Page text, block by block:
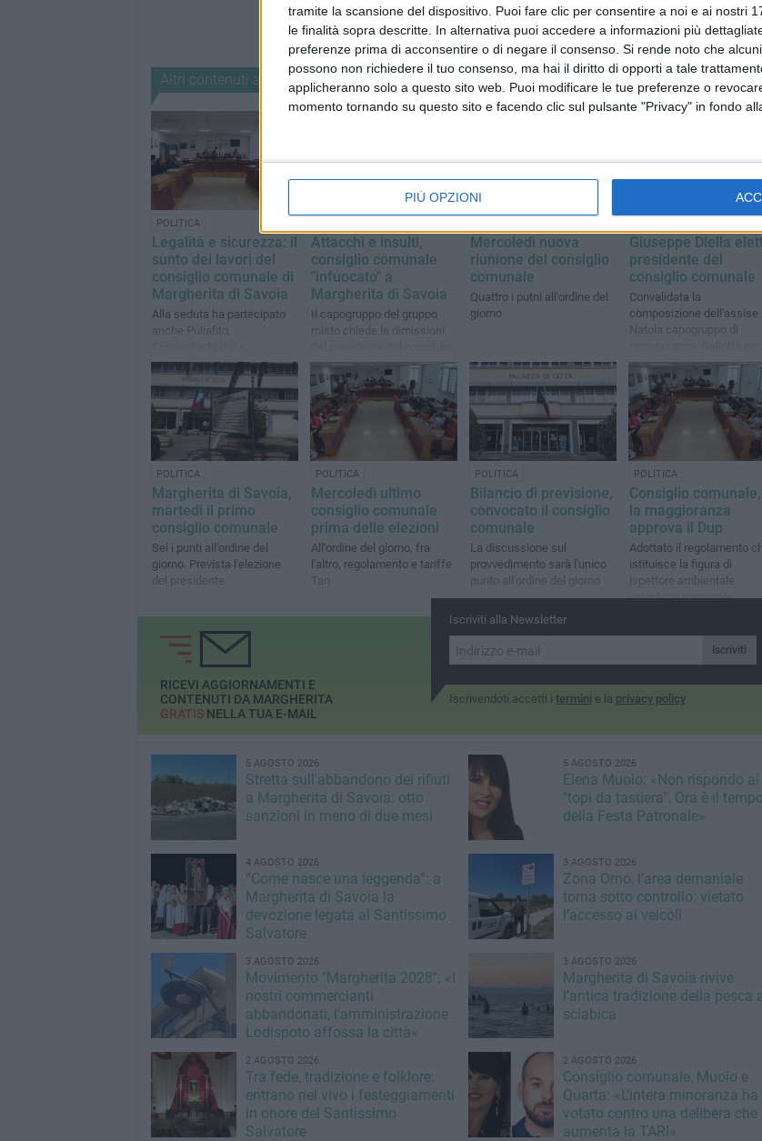
tramite la scansione del dispositivo. Puoi fare clic per consentire a noi e ai nostri
le finalità sopra descritte. In alternativa puoi accedere a informazioni più
preferenze prima di acconsentire o di negare il consenso. Si rende noto che
possono non richiedere il tuo consenso, ma hai il diritto di opporti a tale
applicheranno solo a questo sito web. Puoi modificare le tue preferenze o
momento tornando su questo sito e facendo clic sul pulsante "Privacy" in fondo
PIÙ OPZIONI
Altri contenuti a tema
POLITICA
Legalità e sicurezza: il
sunto dei lavori del
consiglio comunale di
Margherita di Savoia
Alla seduta ha partecipato
anche Puliafito,
Compagnia dei Carabinieri di
Barletta
Attacchi e insulti,
consiglio comunale
"infuocato" a
Margherita di Savoia
Il capogruppo del gruppo
misto chiede le dimissioni
Diella e dell'assessore
Muoio
Mercoledì nuova
riunione del consiglio
comunale
Quattro i putni all'ordine del
giorno
Giuseppe Diella
presidente del
consiglio comunale
Convalidata la
composizione dell'assise.
Natola capogruppo di
minoranza
POLITICA
Margherita di Savoia,
martedì il primo
consiglio comunale
Sei i punti all'ordine del
giorno. Prevista l'elezione
del presidente
POLITICA
Mercoledì ultimo
consiglio comunale
prima delle elezioni
All'ordine del giorno, fra
l'altro, regolamento e tariffe
Tari
POLITICA
Bilancio di previsione,
convocato il consiglio
comunale
La discussione sul
provvedimento sarà l'unico
punto all'ordine del giorno
POLITICA
Consiglio comunale,
la maggioranza
approva il Dup
Adottato il regolamento
istituisce la figura di
ispettore ambientale
volontario comunale
Iscriviti alla Newsletter
Iscriviti
Iscrivendoti accetti i termini e la privacy policy
RICEVI AGGIORNAMENTI E
CONTENUTI DA MARGHERITA
GRATISNELLA TUA E-MAIL
5 AGOSTO 2026
Stretta sull'abbandono dei rifiuti
a Margherita di Savoia: otto
sanzioni in meno di due mesi
5 AGOSTO 2026
Elena Muoio: «Non rispondo ai
"topi da tastiera". Ora è il tempo
della Festa Patronale»
4 AGOSTO 2026
“Come nasce una leggenda”: a
Margherita di Savoia la
devozione legata al Santissimo
Salvatore
3 AGOSTO 2026
Zona Orno, l’area demaniale
torna sotto controllo: vietato
l’accesso ai veicoli
3 AGOSTO 2026
Movimento "Margherita 2028": «I
nostri commercianti
abbandonati, l'amministrazione
Lodispoto affossa la città»
3 AGOSTO 2026
Margherita di Savoia rivive
l’antica tradizione della pesca
sciabica
2 AGOSTO 2026
Tra fede, tradizione e folklore:
entrano nel vivo i festeggiamenti
in onore del Santissimo
Salvatore
2 AGOSTO 2026
Consiglio comunale, Muoio e
Quarta: «L’intera minoranza ha
votato contro una delibera che
aumenta la TARI»